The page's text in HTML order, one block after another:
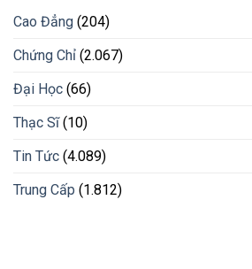
Cao Đẳng (204)
Chứng Chỉ (2.067)
Đại Học (66)
Thạc Sĩ(10)
Tin Tức (4.089)
Trung Cấp (1.812)